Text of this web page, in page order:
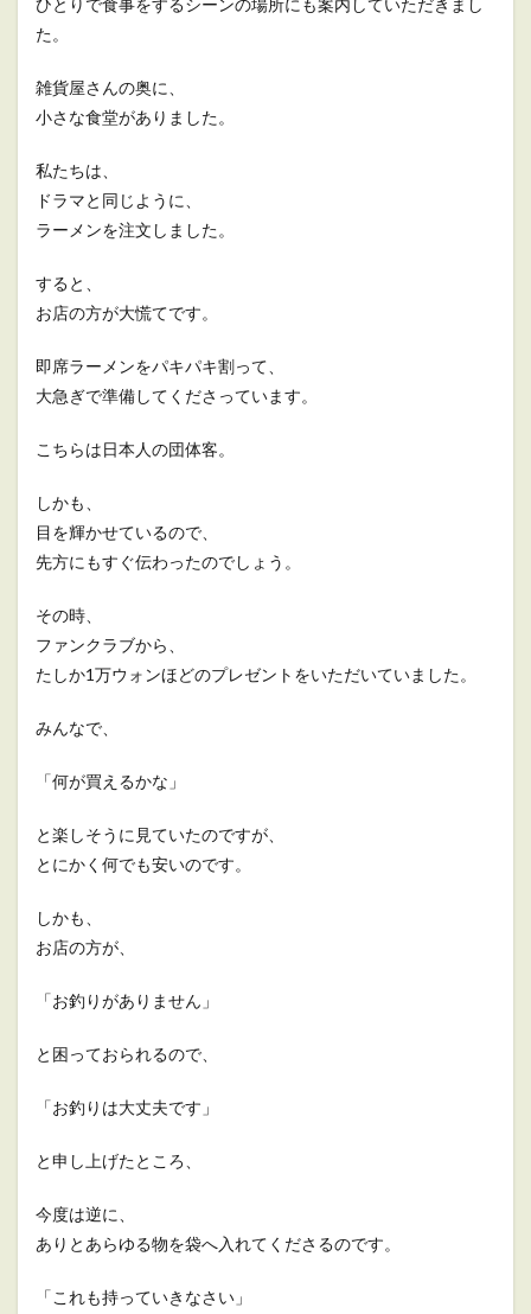
ひとりで食事をするシーンの場所にも案内していただきまし
た。
雑貨屋さんの奥に、
小さな食堂がありました。
私たちは、
ドラマと同じように、
ラーメンを注文しました。
すると、
お店の方が大慌てです。
即席ラーメンをパキパキ割って、
大急ぎで準備してくださっています。
こちらは日本人の団体客。
しかも、
目を輝かせているので、
先方にもすぐ伝わったのでしょう。
その時、
ファンクラブから、
たしか1万ウォンほどのプレゼントをいただいていました。
みんなで、
「何が買えるかな」
と楽しそうに見ていたのですが、
とにかく何でも安いのです。
しかも、
お店の方が、
「お釣りがありません」
と困っておられるので、
「お釣りは大丈夫です」
と申し上げたところ、
今度は逆に、
ありとあらゆる物を袋へ入れてくださるのです。
「これも持っていきなさい」